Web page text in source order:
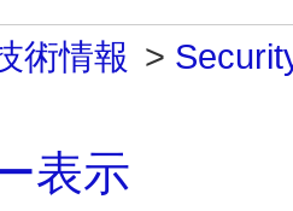
術情報 >
表示